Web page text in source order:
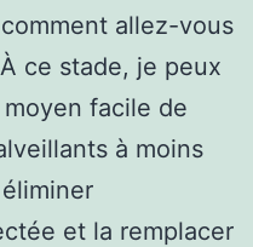
allez-vous
ce stade, je peux
facile de
à moins
et la remplacer